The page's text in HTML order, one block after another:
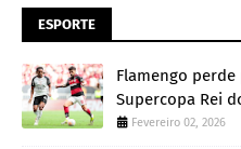
ESPORTE
Flamengo
Supercopa Rei
Fevereiro 02, 2026